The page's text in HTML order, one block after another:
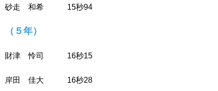
砂走 和希 15秒94
（５年）
財津 怜司 16秒15
岸田 佳大 16秒28